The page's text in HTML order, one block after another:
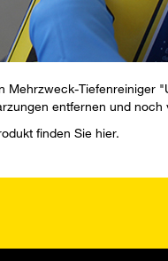
Mehrzweck-Tiefenreiniger
entfernen und noch
finden Sie hier.